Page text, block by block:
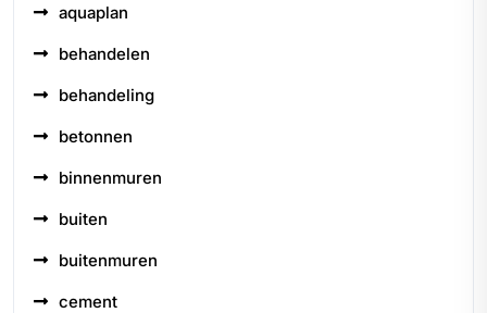
aquaplan
behandelen
behandeling
betonnen
binnenmuren
buiten
buitenmuren
cement